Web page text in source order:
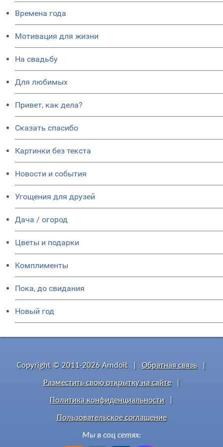
Времена года
Мотивация для жизни
На свадьбу
Для любимых
Привет, как дела?
Сказать спасибо
Картинки без текста
Новости и события
Угощения для друзей
Дача / огород
Цветы и подарки
Комплименты
Пока, до свидания
Новый год
Copyright © 2011-2026 Amdoit Обратная связь
Разместить свою открытку на сайте
Политика конфиденциальности
Пользовательское соглашение
Мы в соц сетях: